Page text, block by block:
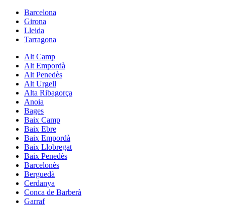
Barcelona
Girona
Lleida
Tarragona
Alt Camp
Alt Empordà
Alt Penedès
Alt Urgell
Alta Ribagorça
Anoia
Bages
Baix Camp
Baix Ebre
Baix Empordà
Baix Llobregat
Baix Penedès
Barcelonès
Berguedà
Cerdanya
Conca de Barberà
Garraf